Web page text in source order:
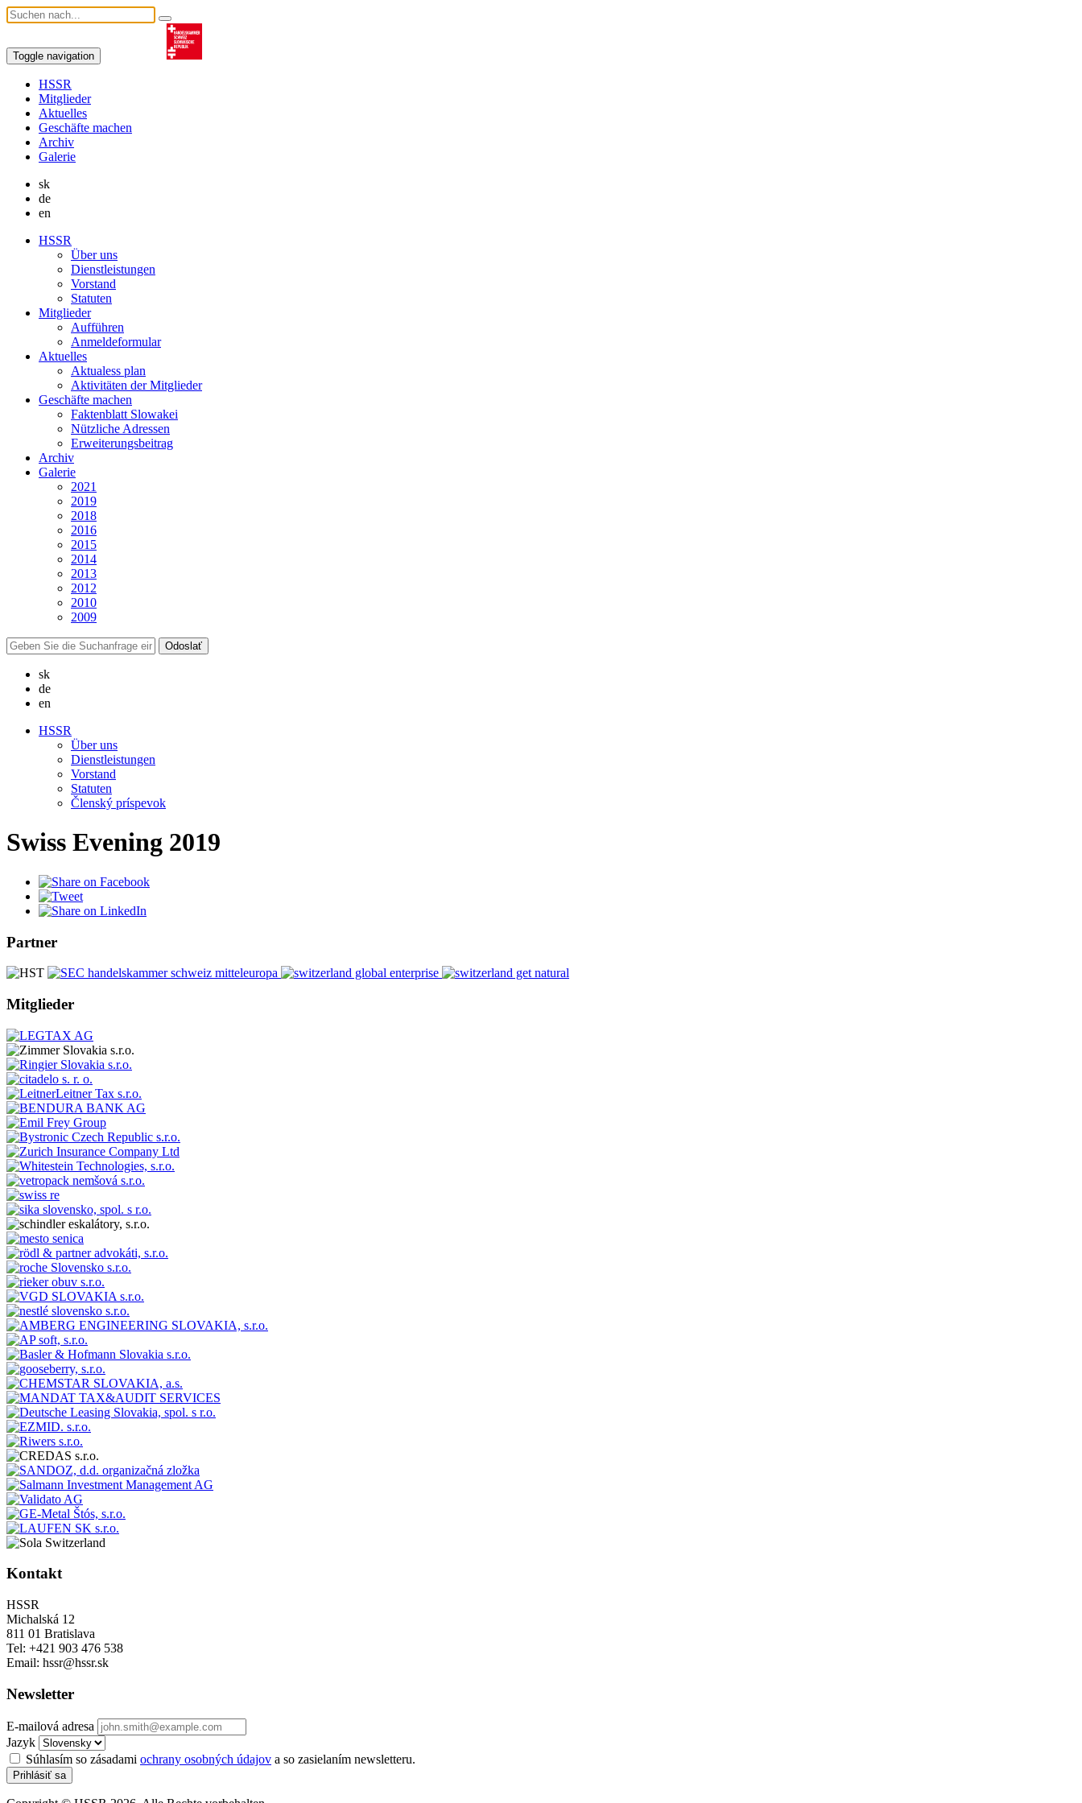
Toggle navigation
HSSR
Mitglieder
Aktuelles
Geschäfte machen
Archiv
Galerie
sk
de
en
HSSR
Über uns
Dienstleistungen
Vorstand
Statuten
Mitglieder
Aufführen
Anmeldeformular
Aktuelles
Aktualess plan
Aktivitäten der Mitglieder
Geschäfte machen
Faktenblatt Slowakei
Nützliche Adressen
Erweiterungsbeitrag
Archiv
Galerie
2021
2019
2018
2016
2015
2014
2013
2012
2010
2009
sk
de
en
HSSR
Über uns
Dienstleistungen
Vorstand
Statuten
Členský príspevok
Swiss Evening 2019
Partner
Mitglieder
Kontakt
HSSR
Michalská 12
811 01 Bratislava
Tel: +421 903 476 538
Email: hssr@hssr.sk
Newsletter
E-mailová adresa
Jazyk
Súhlasím so zásadami ochrany osobných údajov a so zasielaním newsletteru.
Prihlásiť sa